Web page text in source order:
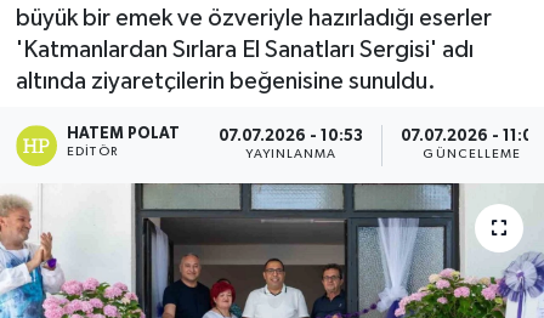
büyük bir emek ve özveriyle hazırladığı eserler
'Katmanlardan Sırlara El Sanatları Sergisi' adı
altında ziyaretçilerin beğenisine sunuldu.
HATEM POLAT
EDITÖR
07.07.2026 - 10:53
YAYINLANMA
07.07.2026 - 11:03
GÜNCELLEME